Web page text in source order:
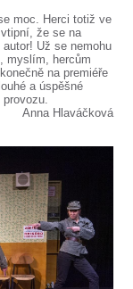
moc. Herci totiž ve
vtipní, že se na
Už se nemohu
myslím, hercům
na premiéře
a úspěšné
Anna Hlaváčková